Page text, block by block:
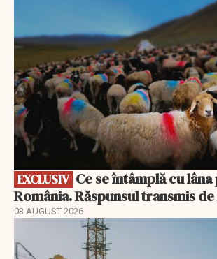
EXCLUSIV
România. Răspunsul transmis de
03 AUGUST 2026